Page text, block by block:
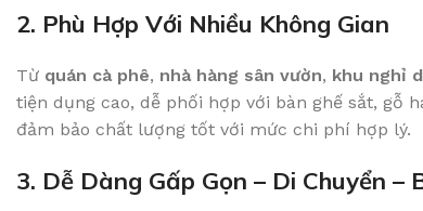
2. Phù Hợp Với Nhiều Không Gian
Từ quán cà phê, nhà hàng sân vườn, khu nghỉ
tiện dụng cao, dễ phối hợp với bàn ghế sắt, gỗ
đảm bảo chất lượng tốt với mức chi phí hợp lý.
3. Dễ Dàng Gấp Gọn – Di Chuyển –